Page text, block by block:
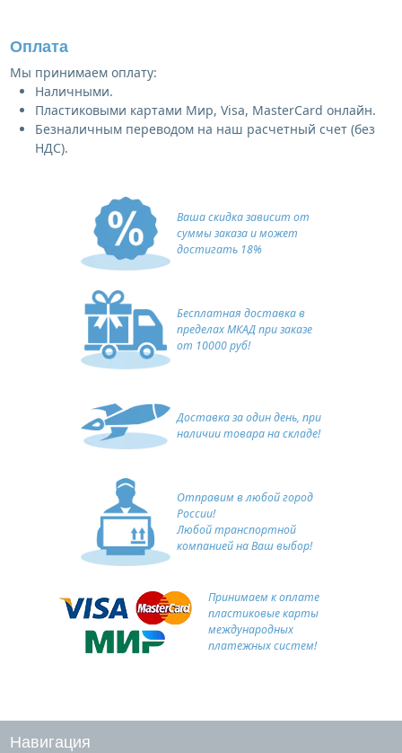
Оплата
Мы принимаем оплату:
Наличными.
Пластиковыми картами Мир, Visa, MasterCard онлайн.
Безналичным переводом на наш расчетный счет (без
НДС).
Ваша скидка зависит от
суммы заказа и может
достигать 18%
Бесплатная доставка в
пределах МКАД при заказе
от 10000 руб!
Доставка за один день, при
наличии товара на складе!
Отправим в любой город
России!
Любой транспортной
компанией на Ваш выбор!
Принимаем к оплате
пластиковые карты
международных
платежных систем!
Навигация